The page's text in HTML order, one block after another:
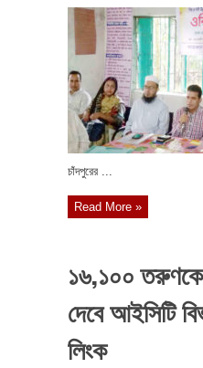
চাঁদপুরের ...
Read More »
১৬,১০০ তরুণকে
দেবে আইসিটি
লিংক